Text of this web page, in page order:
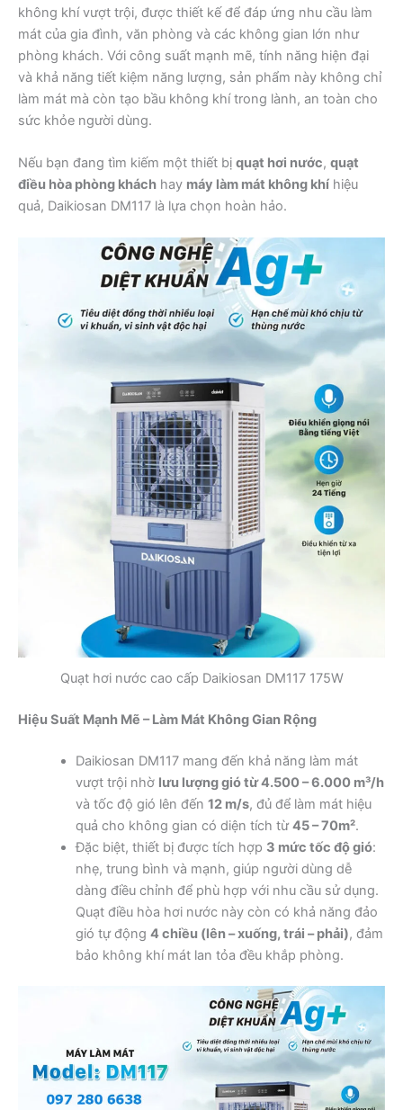
không khí vượt trội, được thiết kế để đáp ứng nhu cầu làm
mát của gia đình, văn phòng và các không gian lớn như
phòng khách. Với công suất mạnh mẽ, tính năng hiện đại
và khả năng tiết kiệm năng lượng, sản phẩm này không chỉ
làm mát mà còn tạo bầu không khí trong lành, an toàn cho
sức khỏe người dùng.
Nếu bạn đang tìm kiếm một thiết bị quạt hơi nước, quạt
điều hòa phòng khách hay máy làm mát không khí hiệu
quả, Daikiosan DM117 là lựa chọn hoàn hảo.
Quạt hơi nước cao cấp Daikiosan DM117 175W
Hiệu Suất Mạnh Mẽ – Làm Mát Không Gian Rộng
Daikiosan DM117 mang đến khả năng làm mát
vượt trội nhờ lưu lượng gió từ 4.500 – 6.000 m³/h
và tốc độ gió lên đến 12 m/s, đủ để làm mát hiệu
quả cho không gian có diện tích từ45 – 70m².
Đặc biệt, thiết bị được tích hợp 3 mức tốc độ gió:
nhẹ, trung bình và mạnh, giúp người dùng dễ
dàng điều chỉnh để phù hợp với nhu cầu sử dụng.
Quạt điều hòa hơi nước này còn có khả năng đảo
gió tự động 4 chiều (lên – xuống, trái – phải), đảm
bảo không khí mát lan tỏa đều khắp phòng.